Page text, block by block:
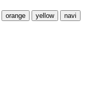
orange yellow
navi